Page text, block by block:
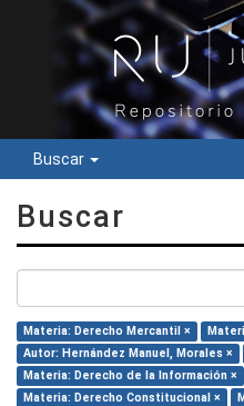
Buscar
Buscar
Materia: Derecho Mercantil ×
Autor: Hernández Manuel, Morales ×
Materia: Derecho de la Información ×
Materia: Derecho Constitucional ×